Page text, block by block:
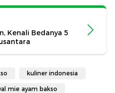
Kenali Bedanya 5
kuliner indonesia
mie ayam bakso